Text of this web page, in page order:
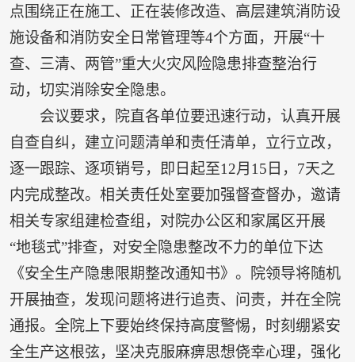
点围绕正在施工、正在装修改造、高层建筑消防设
施设备和消防安全日常管理等4个方面，开展“十
查、三清、两管”重大火灾风险隐患排查整治行
动，切实消除安全隐患。
会议要求，院直各单位要迅速行动，认真开展
自查自纠，建立问题清单和责任清单，立行立改，
逐一跟踪、逐项销号，即日起至12月15日，7天之
内完成整改。相关责任处室要加强督查督办，邀请
相关专家组建检查组，对院办公区和家属区开展
“地毯式”排查，对安全隐患整改不力的单位下达
《安全生产隐患限期整改通知书》。院领导将随机
开展抽查，发现问题将进行追责、问责，并在全院
通报。全院上下要始终保持高度警惕，时刻绷紧安
全生产这根弦，坚决克服麻痹思想侥幸心理，强化